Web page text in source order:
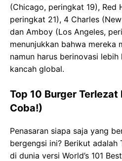
(Chicago, peringkat 19), Red
peringkat 21), 4 Charles
dan Amboy (Los Angeles,
menunjukkan bahwa mereka
namun harus berinovasi
kancah global.
Top 10 Burger
Coba!)
Penasaran siapa saja yang
bergengsi ini? Berikut adalah
di dunia versi World’s 101